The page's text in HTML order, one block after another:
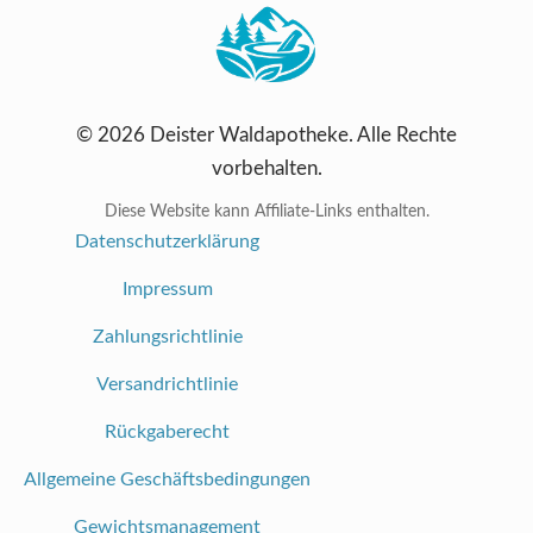
© 2026 Deister Waldapotheke. Alle Rechte
vorbehalten.
Diese Website kann Affiliate-Links enthalten.
Datenschutzerklärung
Impressum
Zahlungsrichtlinie
Versandrichtlinie
Rückgaberecht
Allgemeine Geschäftsbedingungen
Gewichtsmanagement